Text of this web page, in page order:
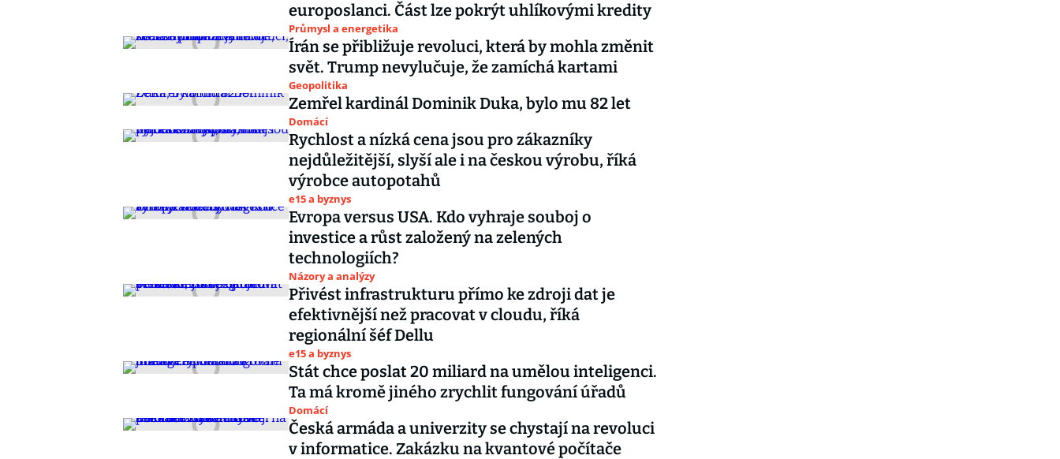
europoslanci. Část lze pokrýt uhlíkovými kredity
Průmysl a energetika
Írán se přibližuje revoluci, která by mohla změnit
svět. Trump nevylučuje, že zamíchá kartami
Geopolitika
Zemřel kardinál Dominik Duka, bylo mu 82 let
Domácí
Rychlost a nízká cena jsou pro zákazníky
nejdůležitější, slyší ale i na českou výrobu, říká
výrobce autopotahů
e15 a byznys
Evropa versus USA. Kdo vyhraje souboj o
investice a růst založený na zelených
technologiích?
Názory a analýzy
Přivést infrastrukturu přímo ke zdroji dat je
efektivnější než pracovat v cloudu, říká
regionální šéf Dellu
e15 a byznys
Stát chce poslat 20 miliard na umělou inteligenci.
Ta má kromě jiného zrychlit fungování úřadů
Domácí
Česká armáda a univerzity se chystají na revoluci
v informatice. Zakázku na kvantové počítače